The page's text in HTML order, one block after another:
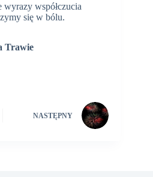
wyrazy współczucia
się w bólu.
Trawie
NASTĘPNY